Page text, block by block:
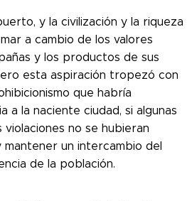
y la civilización y la riqueza
a cambio de los valores
y los productos de sus
esta aspiración tropezó con
que habría
a la naciente ciudad, si algunas
violaciones no se hubieran
mantener un intercambio del
de la población.